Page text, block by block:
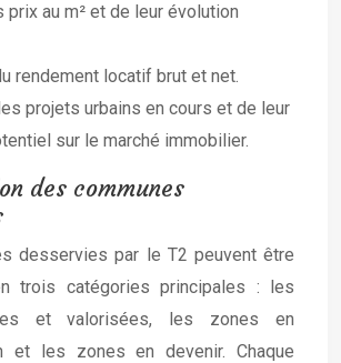
prix au m² et de leur évolution
rendement locatif brut et net.
projets urbains en cours et de leur
sur le marché immobilier.
des communes
desservies par le T2 peuvent être
trois catégories principales : les
et valorisées, les zones en
et les zones en devenir. Chaque